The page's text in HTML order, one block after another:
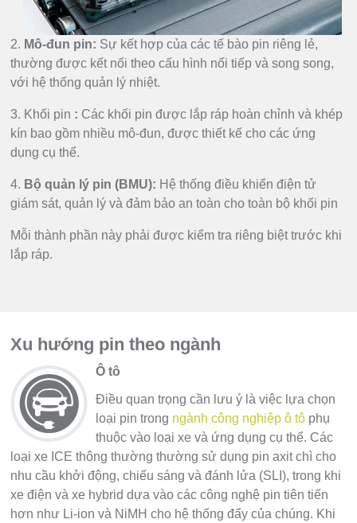
2. Mô-đun pin: Sự kết hợp của các tế bào pin riêng lẻ,
thường được kết nối theo cấu hình nối tiếp và song song,
với hệ thống quản lý nhiệt.
3. Khối pin : Các khối pin được lắp ráp hoàn chỉnh và khép
kín bao gồm nhiều mô-đun, được thiết kế cho các ứng
dụng cụ thể.
4. Bộ quản lý pin (BMU): Hệ thống điều khiển điện tử
giám sát, quản lý và đảm bảo an toàn cho toàn bộ khối pin
Mỗi thành phần này phải được kiểm tra riêng biệt trước khi
lắp ráp.
Xu hướng pin theo ngành
Ô tô
Điều quan trọng cần lưu ý là việc lựa chọn
loại pin trong ngành công nghiệp ô tô phụ
thuộc vào loại xe và ứng dụng cụ thể. Các
loại xe ICE thông thường thường sử dụng pin axit chì cho
nhu cầu khởi động, chiếu sáng và đánh lửa (SLI), trong khi
xe điện và xe hybrid dựa vào các công nghệ pin tiên tiến
hơn như Li-ion và NiMH cho hệ thống đẩy của chúng. Khi